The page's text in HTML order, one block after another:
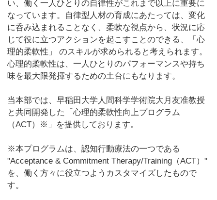
い、働く一人ひとりの自律性がこれまで以上に重要に
なっています。自律型人材の育成にあたっては、変化
に呑み込まれることなく、柔軟な視点から、状況に応
じて役に立つアクションを起こすことのできる、「心
理的柔軟性」 のスキルが求められると考えられます。
心理的柔軟性は、一人ひとりのパフォーマンスや持ち
味を最大限発揮するための土台にもなります。
当本部では、早稲田大学人間科学学術院大月友准教授
と共同開発した「心理的柔軟性向上プログラム
（ACT）※」を提供しております。
※本プログラムは、認知行動療法の一つである
"Acceptance & Commitment Therapy/Training（ACT）"
を、働く方々に役立つようカスタマイズしたもので
す。